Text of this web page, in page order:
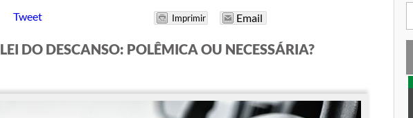
Tweet Email
LEI DO DESCANSO: POLÊMICA OU NECESSÁRIA?